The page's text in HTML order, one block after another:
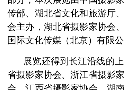
传部、湖北省文化和旅游厅
会主办，湖北省摄影家协会
国际文化传媒（北京）有限
展览还得到长江沿线的
省摄影家协会、浙江省摄影
会、江西省摄影家协会、湖